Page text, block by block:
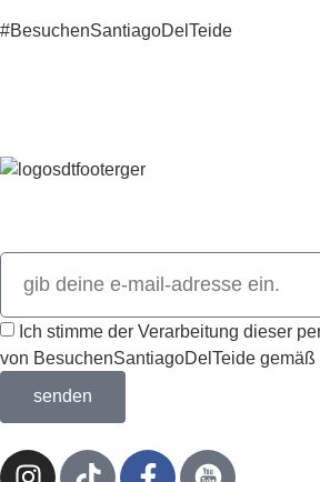
#BesuchenSantiagoDelTeide
Ich stimme der Verarbeitung dieser
von BesuchenSantiagoDelTeide
senden